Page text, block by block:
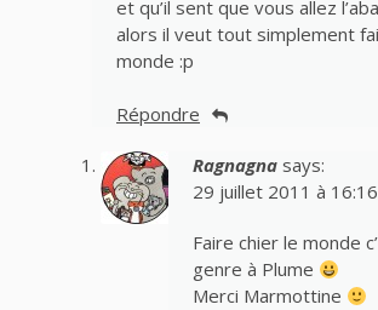
et qu’il sent que vous allez
alors il veut tout simplement
monde :p
Répondre
Ragnagna says:
29 juillet 2011 à 16:16
Faire chier le monde
genre à Plume
Merci Marmottine